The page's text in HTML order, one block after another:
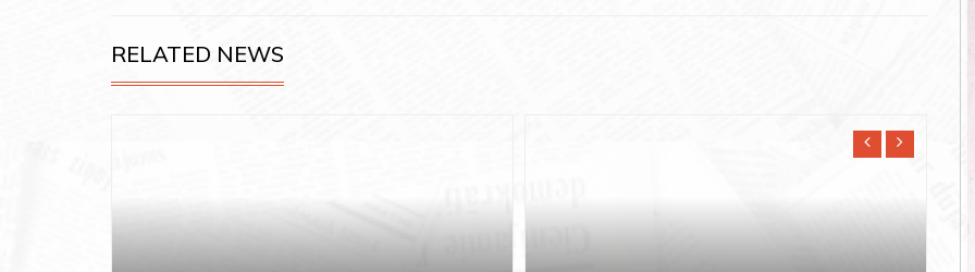
RELATED NEWS